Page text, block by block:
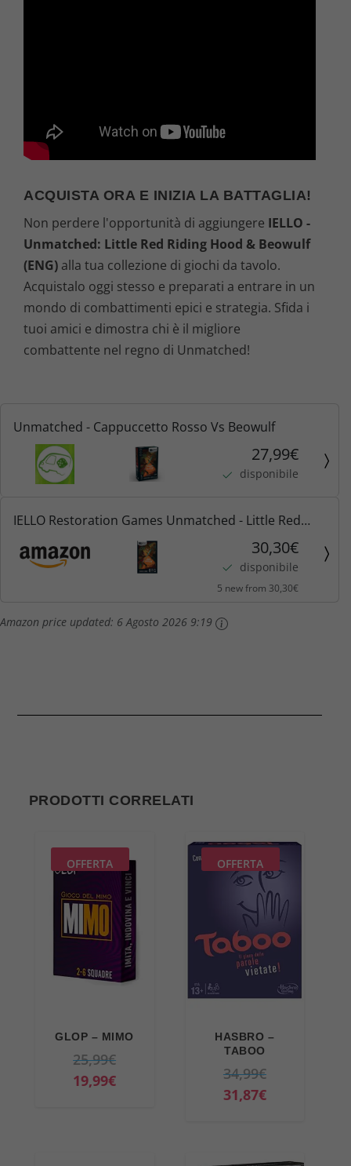
ACQUISTA ORA E INIZIA LA BATTAGLIA!
Non perdere l'opportunità di aggiungere IELLO -
Unmatched: Little Red Riding Hood & Beowulf
(ENG) alla tua collezione di giochi da tavolo.
Acquistalo oggi stesso e preparati a entrare in un
mondo di combattimenti epici e strategia. Sfida i
tuoi amici e dimostra chi è il migliore
combattente nel regno di Unmatched!
Unmatched - Cappuccetto Rosso Vs Beowulf
27,99€
disponibile
IELLO Restoration Games Unmatched - Little Red
Riding Hood & Beowulf (ENG)
30,30€
disponibile
5 new from 30,30€
Amazon price updated: 6 Agosto 2026 9:19
PRODOTTI CORRELATI
OFFERTA
GLOP – MIMO
25,99€I
l
19,99€I
OFFERTA
HASBRO –
TABOO
34,99€I
l
31,87€I